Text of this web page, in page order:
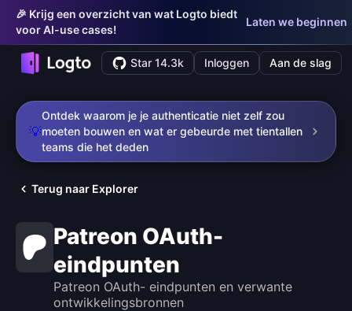
🎉 Krijg een overzicht van wat Logto biedt
voor AI-use cases!
Laten we beginnen
Star 14.3k Inloggen Aan de slag
💡
Ontdek waarom je je authenticatie niet zelf zou
moeten bouwen en wat er gebeurde met tientallen
teams die het deden
Terug naar Explorer
Patreon OAuth-
eindpunten
Patreon OAuth- eindpunten en verwante
ontwikkelingsbronnen